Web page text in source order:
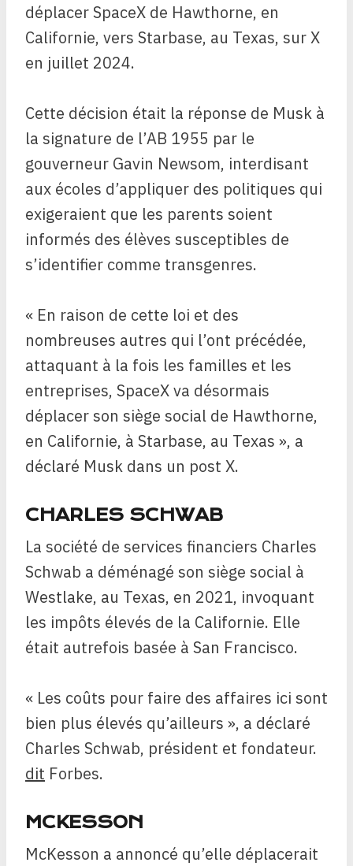
déplacer SpaceX de Hawthorne, en
Californie, vers Starbase, au Texas, sur X
en juillet 2024.
Cette décision était la réponse de Musk à
la signature de l’AB 1955 par le
gouverneur Gavin Newsom, interdisant
aux écoles d’appliquer des politiques qui
exigeraient que les parents soient
informés des élèves susceptibles de
s’identifier comme transgenres.
« En raison de cette loi et des
nombreuses autres qui l’ont précédée,
attaquant à la fois les familles et les
entreprises, SpaceX va désormais
déplacer son siège social de Hawthorne,
en Californie, à Starbase, au Texas », a
déclaré Musk dans un post X.
CHARLES SCHWAB
La société de services financiers Charles
Schwab a déménagé son siège social à
Westlake, au Texas, en 2021, invoquant
les impôts élevés de la Californie. Elle
était autrefois basée à San Francisco.
« Les coûts pour faire des affaires ici sont
bien plus élevés qu’ailleurs », a déclaré
Charles Schwab, président et fondateur.
dit Forbes.
MCKESSON
McKesson a annoncé qu’elle déplacerait